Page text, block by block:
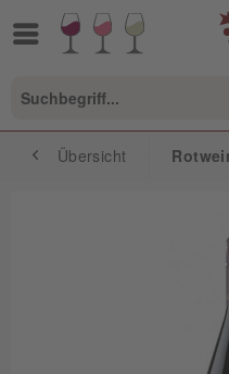
Übersicht